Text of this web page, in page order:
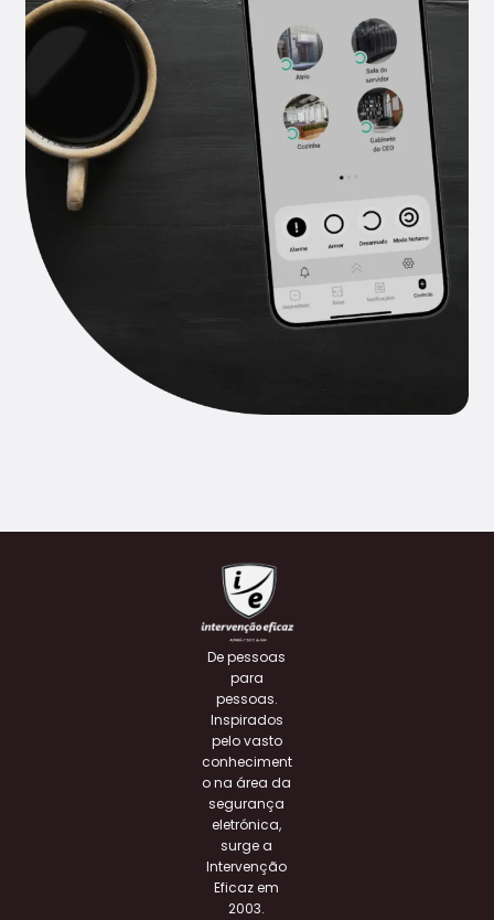
De pessoas
para
pessoas.
Inspirados
pelo vasto
conheciment
o na área da
segurança
eletrónica,
surge a
Intervenção
Eficaz em
2003.